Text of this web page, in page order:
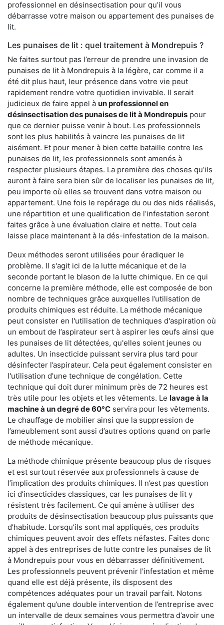
professionnel en désinsectisation pour qu’il vous
débarrasse votre maison ou appartement des punaises de
lit.
Les punaises de lit : quel traitement à Mondrepuis ?
Ne faites surtout pas l’erreur de prendre une invasion de
punaises de lit à Mondrepuis à la légère, car comme il a
été dit plus haut, leur présence dans votre vie peut
rapidement rendre votre quotidien invivable. Il serait
judicieux de faire appel à un professionnel en
désinsectisation des punaises de lit à Mondrepuis pour
que ce dernier puisse venir à bout. Les professionnels
sont les plus habilités à vaincre les punaises de lit
aisément. Et pour mener à bien cette bataille contre les
punaises de lit, les professionnels sont amenés à
respecter plusieurs étapes. La première des choses qu’ils
auront à faire sera bien sûr de localiser les punaises de lit,
peu importe où elles se trouvent dans votre maison ou
appartement. Une fois le repérage du ou des nids réalisés,
une répartition et une qualification de l’infestation seront
faites grâce à une évaluation claire et nette. Tout cela
laisse place maintenant à la dés-infestation de la maison.
Deux méthodes seront utilisées pour éradiquer le
problème. Il s'agit ici de la lutte mécanique et de la
seconde portant le blason de la lutte chimique. En ce qui
concerne la première méthode, elle est composée de bon
nombre de techniques grâce auxquelles l’utilisation de
produits chimiques est réduite. La méthode mécanique
peut consister en l'utilisation de techniques d'aspiration où
un embout de l’aspirateur sert à aspirer les œufs ainsi que
les punaises de lit détectées, qu'elles soient jeunes ou
adultes. Un insecticide puissant servira plus tard pour
désinfecter l’aspirateur. Cela peut également consister en
l'utilisation d'une technique de congélation. Cette
technique qui doit durer minimum près de 72 heures est
très utile pour les objets et les vêtements. Le lavage à la
machine à un degré de 60°C servira pour les vêtements.
Le chauffage de mobilier ainsi que la suppression de
l’ameublement sont aussi d’autres options quand on parle
de méthode mécanique.
La méthode chimique présente beaucoup plus de risques
et est surtout réservée aux professionnels à cause de
l’implication des produits chimiques. Il n’est pas question
ici d’insecticides classiques, car les punaises de lit y
résistent très facilement. Ce qui amène à utiliser des
produits de désinsectisation beaucoup plus puissants que
d’habitude. Lorsqu’ils sont mal appliqués, ces produits
chimiques peuvent avoir des effets néfastes. Faites donc
appel à des entreprises de lutte contre les punaises de lit
à Mondrepuis pour vous en débarrasser définitivement.
Les professionnels peuvent prévenir l'infestation et même
quand elle est déjà présente, ils disposent des
compétences adéquates pour un travail parfait. Notons
également qu’une double intervention de l’entreprise avec
un intervalle de deux semaines vous permettra d’avoir une